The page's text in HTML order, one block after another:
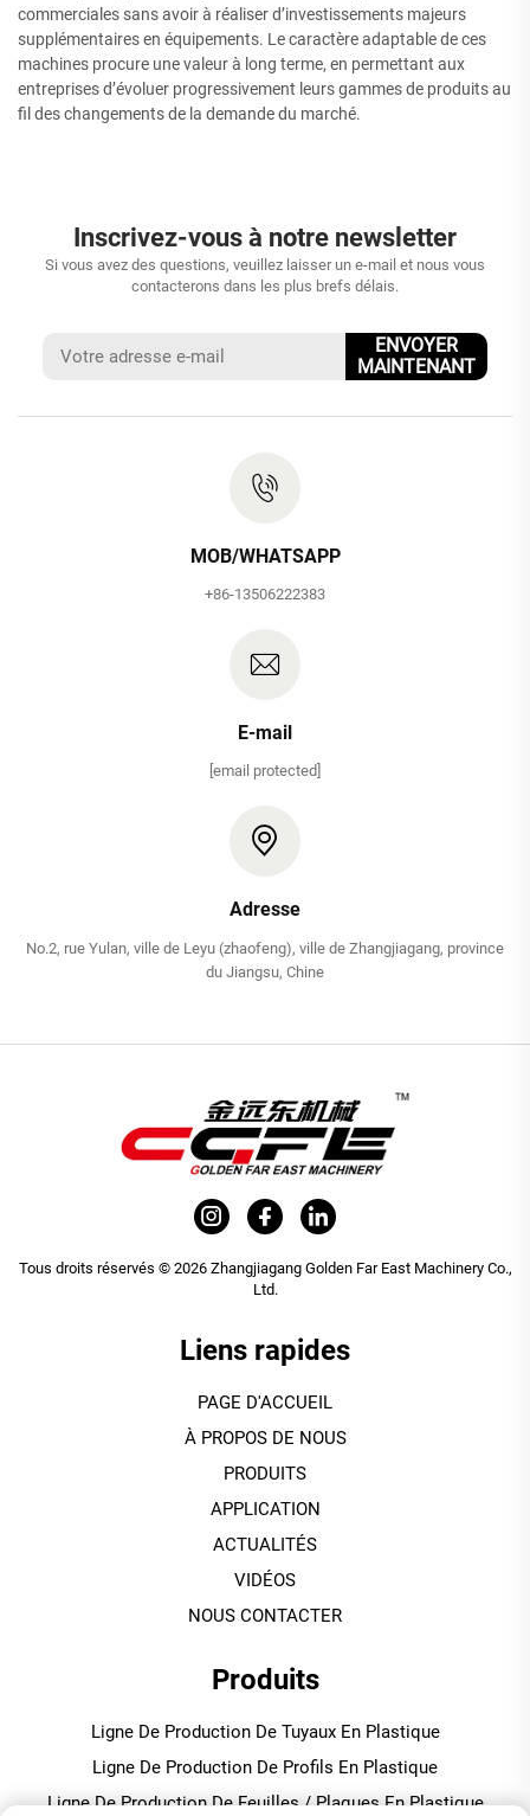
commerciales sans avoir à réaliser d’investissements majeurs
supplémentaires en équipements. Le caractère adaptable de ces
machines procure une valeur à long terme, en permettant aux
entreprises d’évoluer progressivement leurs gammes de produits au
fil des changements de la demande du marché.
Inscrivez-vous à notre newsletter
Si vous avez des questions, veuillez laisser un e-mail et nous vous
contacterons dans les plus brefs délais.
ENVOYER
MAINTENANT
MOB/WHATSAPP
+86-13506222383
E-mail
[email protected]
Adresse
No.2, rue Yulan, ville de Leyu (zhaofeng), ville de Zhangjiagang, province
du Jiangsu, Chine
Tous droits réservés © 2026 Zhangjiagang Golden Far East Machinery Co.,
Ltd.
Liens rapides
PAGE D'ACCUEIL
À PROPOS DE NOUS
PRODUITS
APPLICATION
ACTUALITÉS
VIDÉOS
NOUS CONTACTER
Produits
Ligne De Production De Tuyaux En Plastique
Ligne De Production De Profils En Plastique
Ligne De Production De Feuilles / Plaques En Plastique